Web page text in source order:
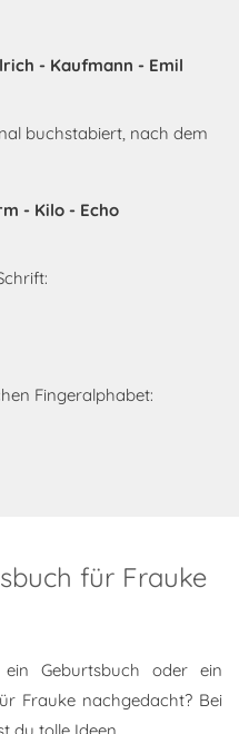
- Kaufmann - Emil
buchstabiert, nach dem
- Kilo - Echo
Fingeralphabet:
für Frauke
Geburtsbuch oder ein
Frauke nachgedacht? Bei